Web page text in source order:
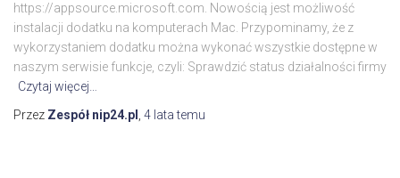
https://appsource.microsoft.com. Nowością jest możliwość
instalacji dodatku na komputerach Mac. Przypominamy, że z
wykorzystaniem dodatku można wykonać wszystkie dostępne w
naszym serwisie funkcje, czyli: Sprawdzić status działalności firmy
Czytaj więcej…
Przez Zespół nip24.pl , 4 latatemu